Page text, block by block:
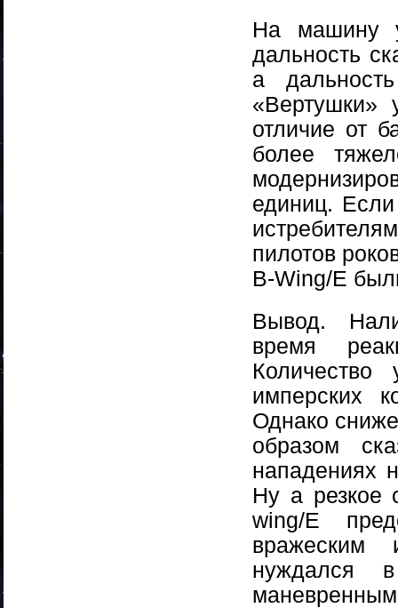
На машину
дальность
а
«Вертушки»
отличие от
более
единиц.
пилотов
B-Wing/E
Вывод.
время
Количество
имперских
Однако
образом
нападениях
Ну а резкое
wing/E
вражеским
нуждался